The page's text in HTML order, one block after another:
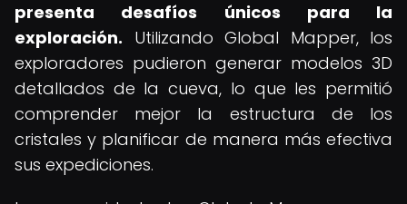
presenta desafíos únicos para la
exploración. Utilizando Global Mapper, los
exploradores pudieron generar modelos 3D
detallados de la cueva, lo que les permitió
comprender mejor la estructura de los
cristales y planificar de manera más efectiva
sus expediciones.